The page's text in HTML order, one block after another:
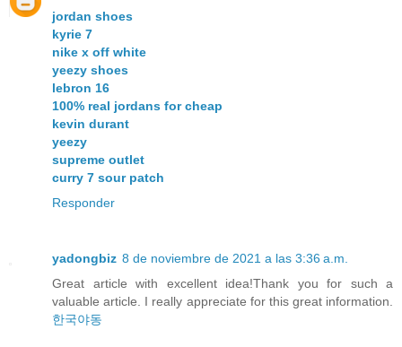
jordan shoes
kyrie 7
nike x off white
yeezy shoes
lebron 16
100% real jordans for cheap
kevin durant
yeezy
supreme outlet
curry 7 sour patch
Responder
yadongbiz 8 de noviembre de 2021 a las 3:36 a.m.
Great article with excellent idea!Thank you for such a
valuable article. I really appreciate for this great information.
한국야동